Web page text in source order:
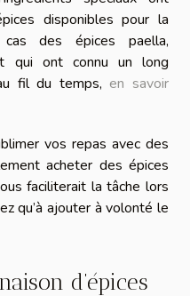
disponibles pour la
cas des épices paella,
qui ont connu un long
fil du temps, en savoir
vos repas avec des
acheter des épices
faciliterait la tâche lors
qu’à ajouter à volonté le
d’épices